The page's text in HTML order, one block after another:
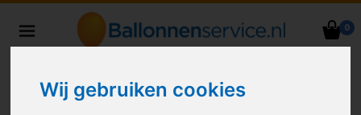
Wij gebruiken cookies
0
Nederland